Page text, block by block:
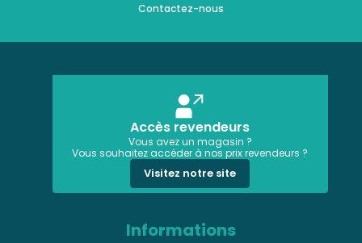
Contactez-nous
Accès revendeurs
Vous avez un magasin ?
Vous souhaitez accéder à nos prix revendeurs ?
Visitez notre site
Informations